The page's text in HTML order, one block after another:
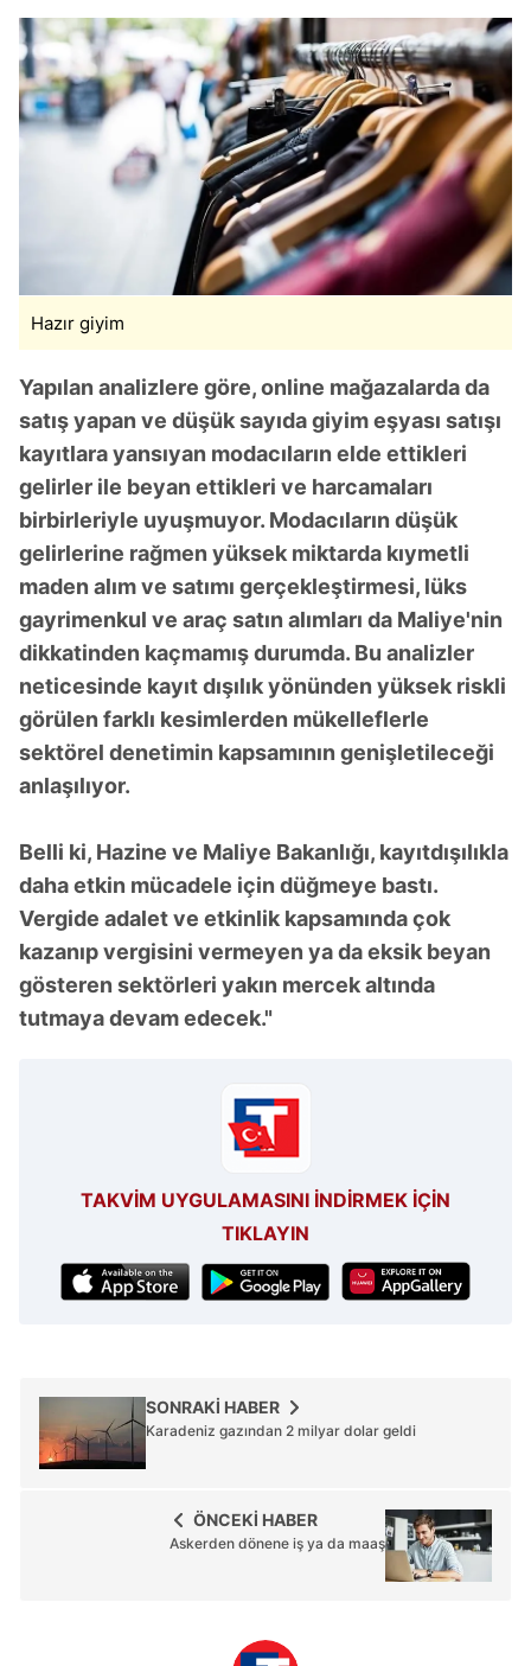
Hazır giyim
Yapılan analizlere göre, online mağazalarda da
satış yapan ve düşük sayıda giyim eşyası satışı
kayıtlara yansıyan modacıların elde ettikleri
gelirler ile beyan ettikleri ve harcamaları
birbirleriyle uyuşmuyor. Modacıların düşük
gelirlerine rağmen yüksek miktarda kıymetli
maden alım ve satımı gerçekleştirmesi, lüks
gayrimenkul ve araç satın alımları da Maliye'nin
dikkatinden kaçmamış durumda. Bu analizler
neticesinde kayıt dışılık yönünden yüksek riskli
görülen farklı kesimlerden mükelleflerle
sektörel denetimin kapsamının genişletileceği
anlaşılıyor.
Belli ki, Hazine ve Maliye Bakanlığı, kayıtdışılıkla
daha etkin mücadele için düğmeye bastı.
Vergide adalet ve etkinlik kapsamında çok
kazanıp vergisini vermeyen ya da eksik beyan
gösteren sektörleri yakın mercek altında
tutmaya devam edecek."
TAKVİM UYGULAMASINI İNDİRMEK İÇİN
TIKLAYIN
SONRAKİ HABER
Karadeniz gazından 2 milyar dolar geldi
ÖNCEKİ HABER
Askerden dönene iş ya da maaş